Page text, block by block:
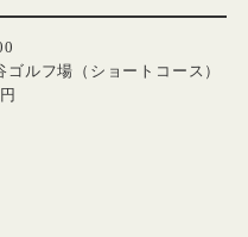
ルフ場（ショートコース）